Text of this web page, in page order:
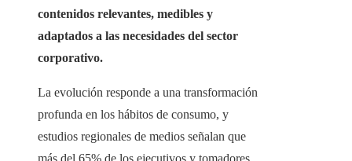
contenidos relevantes, medibles y
adaptados a las necesidades del sector
corporativo.
La evolución responde a una transformación
profunda en los hábitos de consumo, y
estudios regionales de medios señalan que